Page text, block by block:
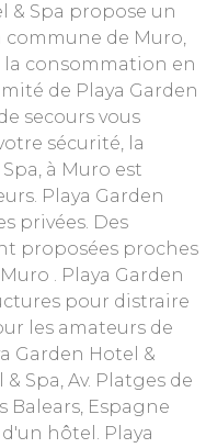
& Spa propose un
commune de Muro,
consommation en
de Playa Garden
secours vous
sécurité, la
à Muro est
Playa Garden
privées. Des
proposées proches
. Playa Garden
pour distraire
les amateurs de
Garden Hotel &
Spa, Av. Platges de
Balears, Espagne
hôtel. Playa